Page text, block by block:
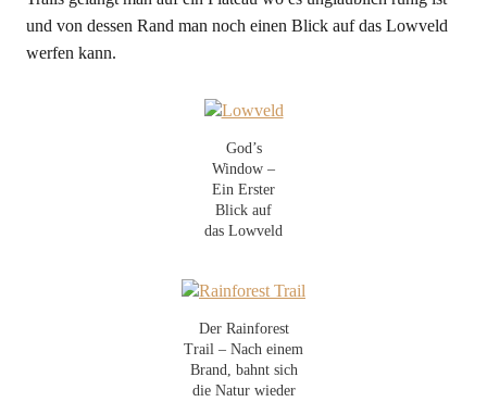
und von dessen Rand man noch einen Blick auf das Lowveld
werfen kann.
God’s
Window –
Ein Erster
Blick auf
das Lowveld
Der Rainforest
Trail – Nach einem
Brand, bahnt sich
die Natur wieder